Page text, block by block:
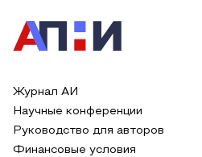
Журнал АИ
Научные конференции
Руководство для авторов
Финансовые условия